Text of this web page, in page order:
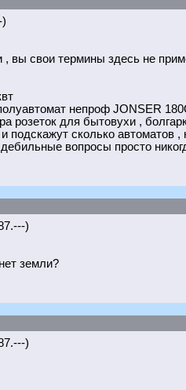
, вы свои термины здесь не
непроф JONSER
розеток для бытовухи ,
подскажут сколько автоматов
вопросы просто
)
земли?
)